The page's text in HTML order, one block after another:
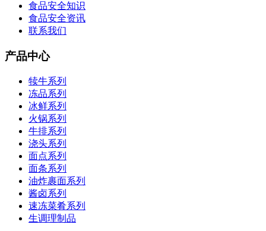
食品安全知识
食品安全资讯
联系我们
产品中心
犊牛系列
冻品系列
冰鲜系列
火锅系列
牛排系列
浇头系列
面点系列
面条系列
油炸裹面系列
酱卤系列
速冻菜肴系列
生调理制品